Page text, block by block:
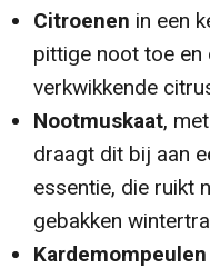
Citroenen in een
pittige noot toe en
verkwikkende
Nootmuskaat,
draagt dit bij aan
essentie, die ruikt
gebakken
Kardemompeulen